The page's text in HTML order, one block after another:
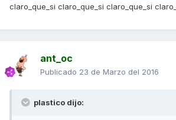
claro_que_si claro_que_si claro_que_si
ant_oc
Publicado 23 de Marzo del 2016
plastico dijo: